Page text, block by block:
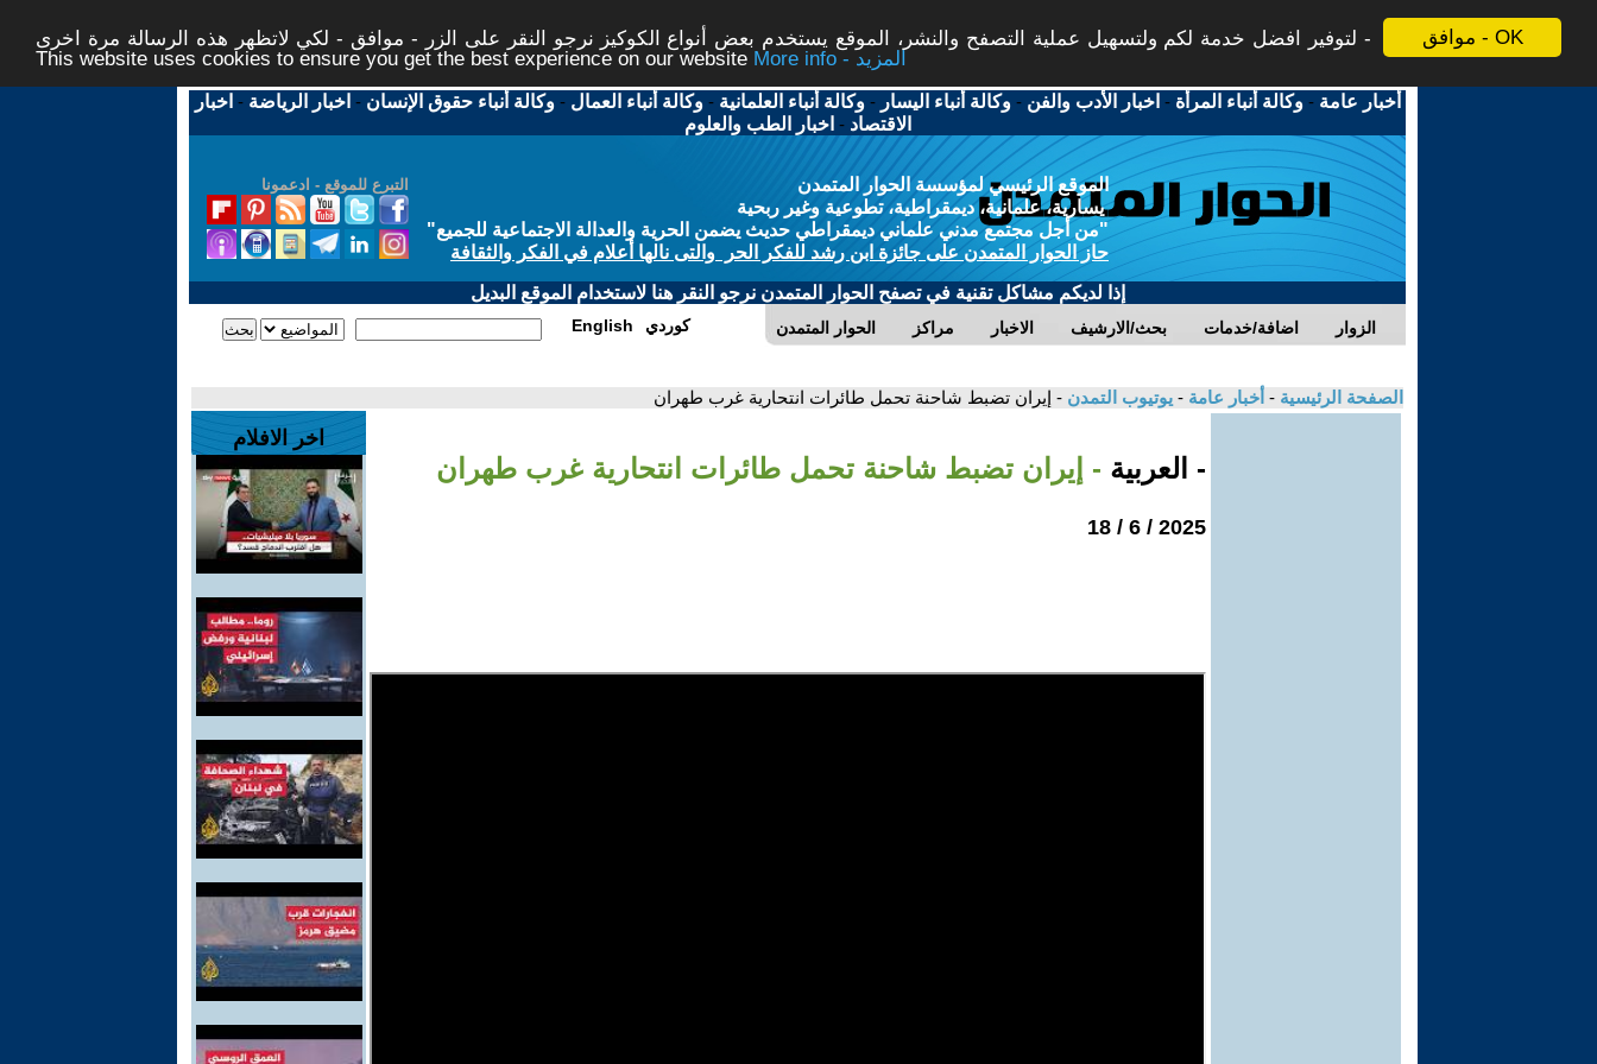
موافق - OK
لتوفير افضل خدمة لكم ولتسهيل عملية التصفح والنشر، الموقع يستخدم بعض أنواع الكوكيز نرجو النقر على الزر - موافق - لكي لاتظهر هذه الرسالة مرة اخرى -
This website uses cookies to ensure you get the best experience on our website
More info - المزيد
أخبار عامة -وكالة أنباء المرأة - اخبار الأدب والفن -وكالة أنباء اليسار -وكالة أنباء العلمانية -وكالة أنباء العمال -وكالة أنباء حقوق الإنسان - اخبار الرياضة - اخبار
الاقتصاد - اخبار الطب والعلوم
التبرع للموقع - ادعمونا
الموقع الرئيسي لمؤسسة الحوار المتمدن
يسارية، علمانية، ديمقراطية، تطوعية وغير ربحية
"من أجل مجتمع مدني علماني ديمقراطي حديث يضمن الحرية والعدالة الاجتماعية للجميع"
حاز الحوار المتمدن على جائزة ابن رشد للفكر الحر والتى نالها أعلام في الفكر والثقافة
إذا لديكم مشاكل تقنية في تصفح الحوار المتمدن نرجو النقر هنا لاستخدام الموقع البديل
الحوار المتمدن مراكز الاخبار بحث/الارشيف اضافة/خدمات الزوار English كوردي
الصفحة الرئيسية - أخبار عامة - يوتيوب التمدن - إيران تضبط شاحنة تحمل طائرات انتحارية غرب طهران
- العربية - إيران تضبط شاحنة تحمل طائرات انتحارية غرب طهران
2025 / 6 / 18
اخر الافلام